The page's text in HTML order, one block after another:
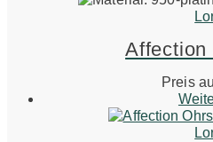
Affection
Preis